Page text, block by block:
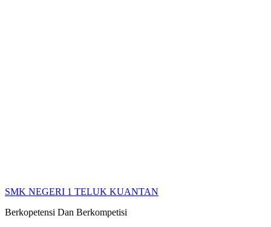
SMK NEGERI 1 TELUK KUANTAN
Berkopetensi Dan Berkompetisi